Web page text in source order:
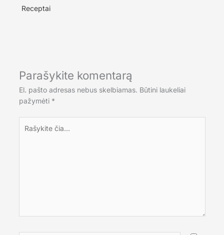
Receptai
Parašykite komentarą
El. pašto adresas nebus skelbiamas. Būtini laukeliai
pažymėti *
čia...